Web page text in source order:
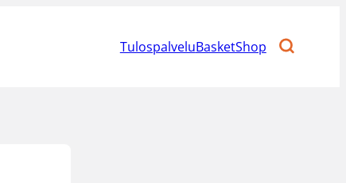
TulospalveluBasketShop